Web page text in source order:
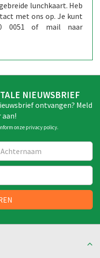
lunchkaart. Heb
met ons op. Je kunt
0051 of mail naar
NIEUWSBRIEF
ontvangen? Meld
aan!
onze privacy policy.